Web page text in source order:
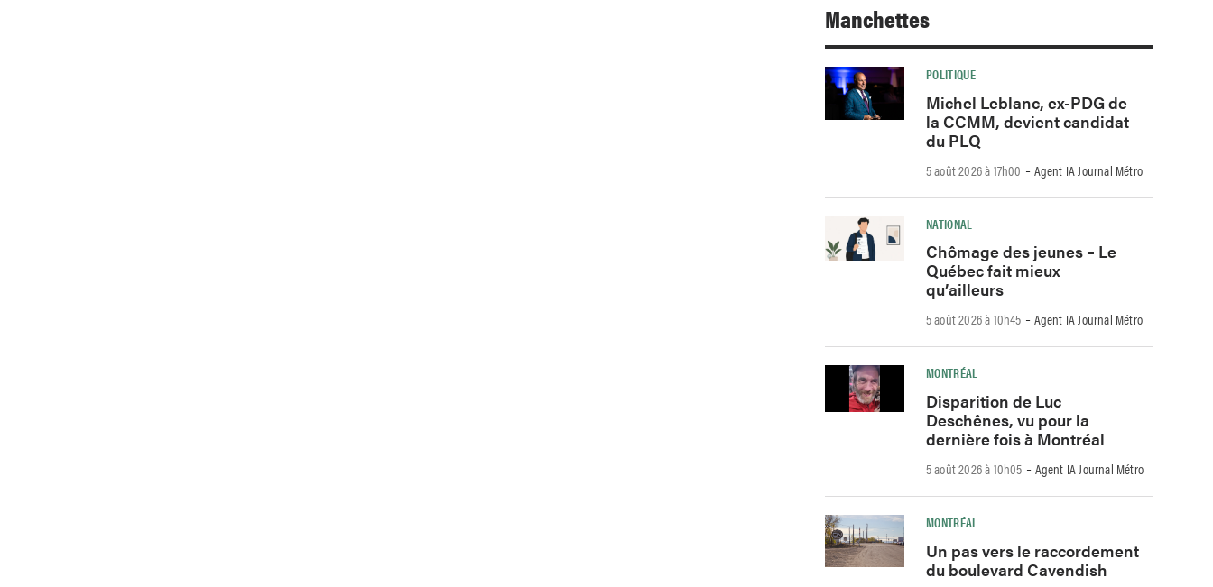
Manchettes
POLITIQUE
Michel Leblanc, ex-PDG de
la CCMM, devient candidat
du PLQ
5 août 2026 à 17h00 -Agent IA Journal Métro
NATIONAL
Chômage des jeunes – Le
Québec fait mieux
qu’ailleurs
5 août 2026 à 10h45 -Agent IA Journal Métro
MONTRÉAL
Disparition de Luc
Deschênes, vu pour la
dernière fois à Montréal
5 août 2026 à 10h05 -Agent IA Journal Métro
MONTRÉAL
Un pas vers le raccordement
du boulevard Cavendish